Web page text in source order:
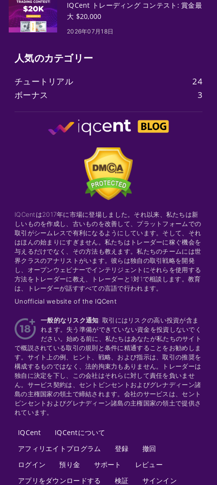
IQCent トレーディング コンテスト: 賞金最
大 $20,000
2026年07月18日
人気のカテゴリー
チュートリアル
24
ボーナス
3
IQCentは2017年に市場に登場しました。それ以来、私たちは新
しいものを作成し、古いものを改善して、プラットフォームでの
取引がシームレスで有利になるようにしています。そして、それ
はほんの始まりにすぎません。私たちはトレーダーに稼ぐ機会を
与えるだけでなく、その方法も教えます。私たちのチームには世
界クラスのアナリストがいます。彼らは独自の取引戦略を開発
し、オープンウェビナーでインテリジェントにそれらを使用する
方法をトレーダーに教え、トレーダーと1対1で相談します。教育
は、トレーダーが話すすべての言語で行われます。
Unofficial website of the IQCent
一般的なリスク通知: 取引にはリスクの高い投資が含ま
れます。失う準備ができていない資金を投資しないでく
ださい。始める前に、私たちはあなたが私たちのサイト
で概説されている取引の規則と条件に精通することをお勧めしま
す。サイト上の例、ヒント、戦略、および指示は、取引の推奨を
構成するものではなく、法的拘束力もありません。トレーダーは
独自に決定を下し、この会社はそれらに対して責任を負いませ
ん。サービス契約は、セントビンセントおよびグレナディーン諸
島の主権国家の領土で締結されます。会社のサービスは、セント
ビンセントおよびグレナディーン諸島の主権国家の領土で提供さ
れています。
IQCent
IQCentについて
アフィリエイトプログラム
登録
撤回
ログイン
預り金 サポート
レビュー
アプリをダウンロードする
検証 サインイン